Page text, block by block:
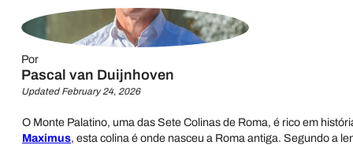
Por
Pascal van Duijnhoven
Updated February 24, 2026
O Monte Palatino, uma das Sete Colinas de Roma, é rico em
Maximus, esta colina é onde nasceu a Roma antiga. Segundo a